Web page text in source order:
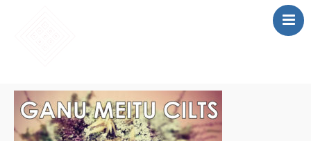
SĀKUMS
MĀCĪBAS
SAIETS 2026